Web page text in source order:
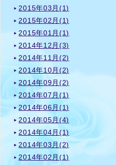
2015年03月(1)
2015年02月(1)
2015年01月(1)
2014年12月(3)
2014年11月(2)
2014年10月(2)
2014年09月(2)
2014年07月(1)
2014年06月(1)
2014年05月(4)
2014年04月(1)
2014年03月(2)
2014年02月(1)